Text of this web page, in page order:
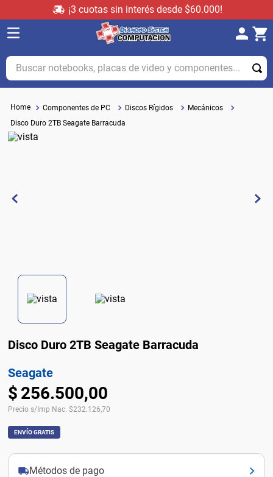
¡3 cuotas sin interés desde $60.000!
Buscar notebooks, placas de video y componentes...
Componentes de PC Discos Rígidos
Mecánicos
Disco Duro 2TB Seagate Barracuda
Disco Duro 2TB Seagate Barracuda
Seagate
$ 256.500,00
Precio s/Imp Nac. $232.126,70
ENVÍO GRATIS
Métodos de pago